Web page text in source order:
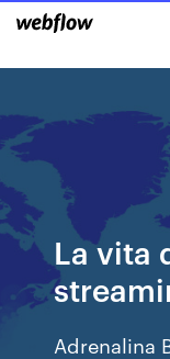
La vita
Adrenalina